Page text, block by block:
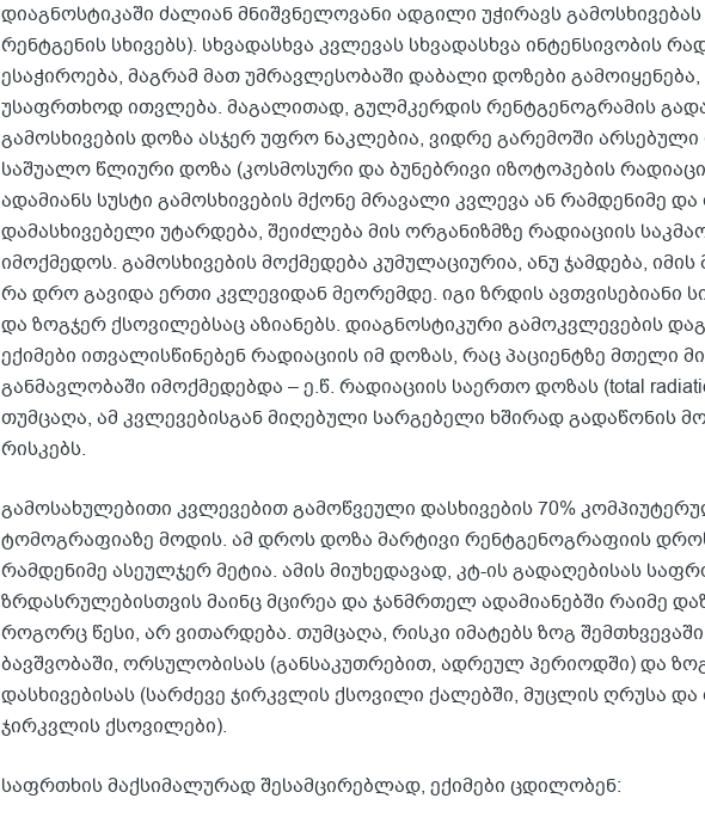
დიაგნოსტიკაში ძალიან მნიშვნელოვანი ადგილი უჭირავს
რენტგენის სხივებს). სხვადასხვა კვლევას სხვადასხვა ინტენსივობის
ესაჭიროება, მაგრამ მათ უმრავლესობაში დაბალი დოზები
უსაფრთხოდ ითვლება. მაგალითად, გულმკერდის რენტგენოგრამის
გამოსხივების დოზა ასჯერ უფრო ნაკლებია, ვიდრე გარემოში არსებული
საშუალო წლიური დოზა (კოსმოსური და ბუნებრივი იზოტოპების
ადამიანს სუსტი გამოსხივების მქონე მრავალი კვლევა ან რამდენიმე
დამასხივებელი უტარდება, შეიძლება მის ორგანიზმზე რადიაციის
იმოქმედოს. გამოსხივების მოქმედება კუმულაციურია, ანუ ჯამდება, იმის
რა დრო გავიდა ერთი კვლევიდან მეორემდე. იგი ზრდის ავთვისებიანი
და ზოგჯერ ქსოვილებსაც აზიანებს. დიაგნოსტიკური გამოკვლევების
ექიმები ითვალისწინებენ რადიაციის იმ დოზას, რაც პაციენტზე მთელი
განმავლობაში იმოქმედებდა – ე.წ. რადიაციის საერთო დოზას (total
თუმცაღა, ამ კვლევებისგან მიღებული სარგებელი ხშირად გადაწონის
რისკებს.
გამოსახულებითი კვლევებით გამოწვეული დასხივების 70%
ტომოგრაფიაზე მოდის. ამ დროს დოზა მარტივი რენტგენოგრაფიის
რამდენიმე ასეულჯერ მეტია. ამის მიუხედავად, კტ-ის გადაღებისას
ზრდასრულებისთვის მაინც მცირეა და ჯანმრთელ ადამიანებში რაიმე
როგორც წესი, არ ვითარდება. თუმცაღა, რისკი იმატებს ზოგ
ბავშვობაში, ორსულობისას (განსაკუთრებით, ადრეულ პერიოდში) და
დასხივებისას (სარძევე ჯირკვლის ქსოვილი ქალებში, მუცლის ღრუსა
ჯირკვლის ქსოვილები).
საფრთხის მაქსიმალურად შესამცირებლად, ექიმები ცდილობენ: